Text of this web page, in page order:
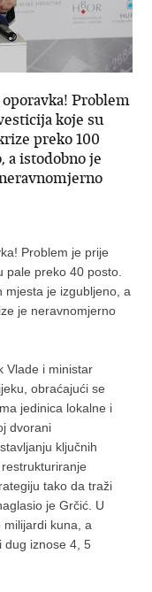
Problem
koje su
preko 100
a istodobno je
Problem je prije
pale preko 40 posto.
mjesta je izgubljeno, a
je neravnomjerno
Vlade i ministar
obraćajući se
jedinica lokalne i
dvorani
ključnih
tako da traži
je Grčić. U
kuna, a
dug iznose 4, 5